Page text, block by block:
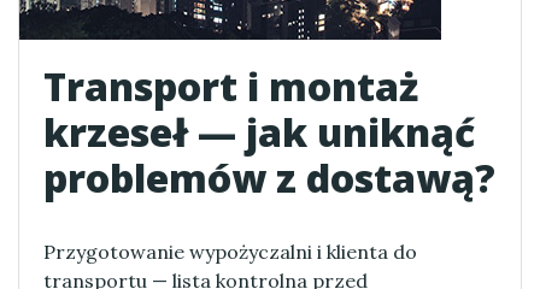
Transport i montaż
krzeseł — jak uniknąć
problemów z dostawą?
Przygotowanie wypożyczalni i klienta do
transportu — lista kontrolna przed